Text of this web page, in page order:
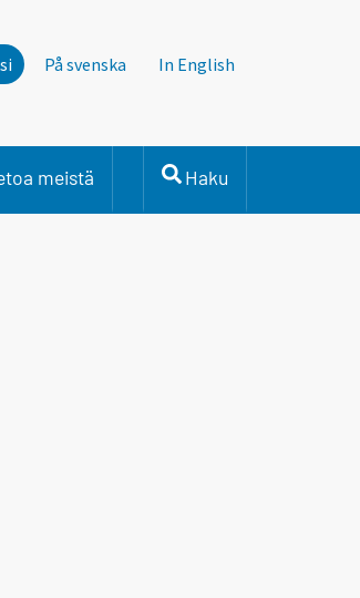
På svenska In English
meistä Haku